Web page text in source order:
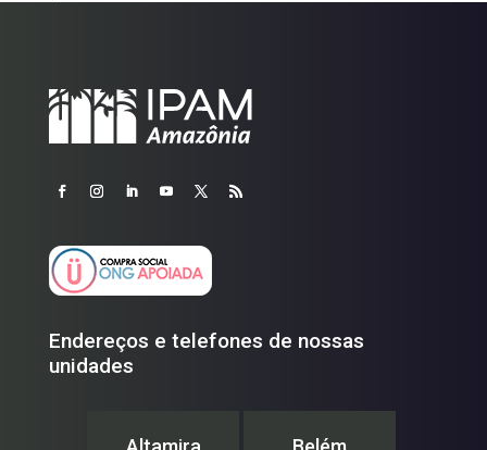
Endereços e telefones de nossas
unidades